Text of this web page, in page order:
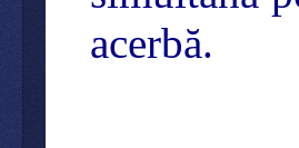
acerbă.